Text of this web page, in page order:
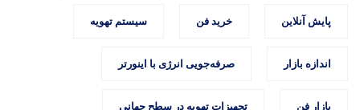
پایش آنلاین خرید فن سیستم تهویه
اندازه بازار صرفه‌جویی انرژی با اینورتر
بازار فن تجهیزات تهویه در سطح جهانی